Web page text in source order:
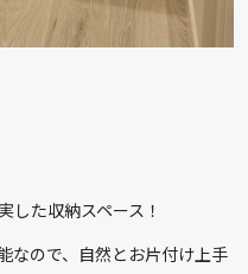
した収納スペース！
なので、自然とお片付け上手